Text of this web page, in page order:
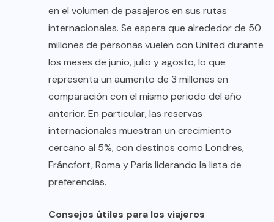
en el volumen de pasajeros en sus rutas
internacionales. Se espera que alrededor de 50
millones de personas vuelen con United durante
los meses de junio, julio y agosto, lo que
representa un aumento de 3 millones en
comparación con el mismo periodo del año
anterior. En particular, las reservas
internacionales muestran un crecimiento
cercano al 5%, con destinos como Londres,
Fráncfort, Roma y París liderando la lista de
preferencias.
Consejos útiles para los viajeros